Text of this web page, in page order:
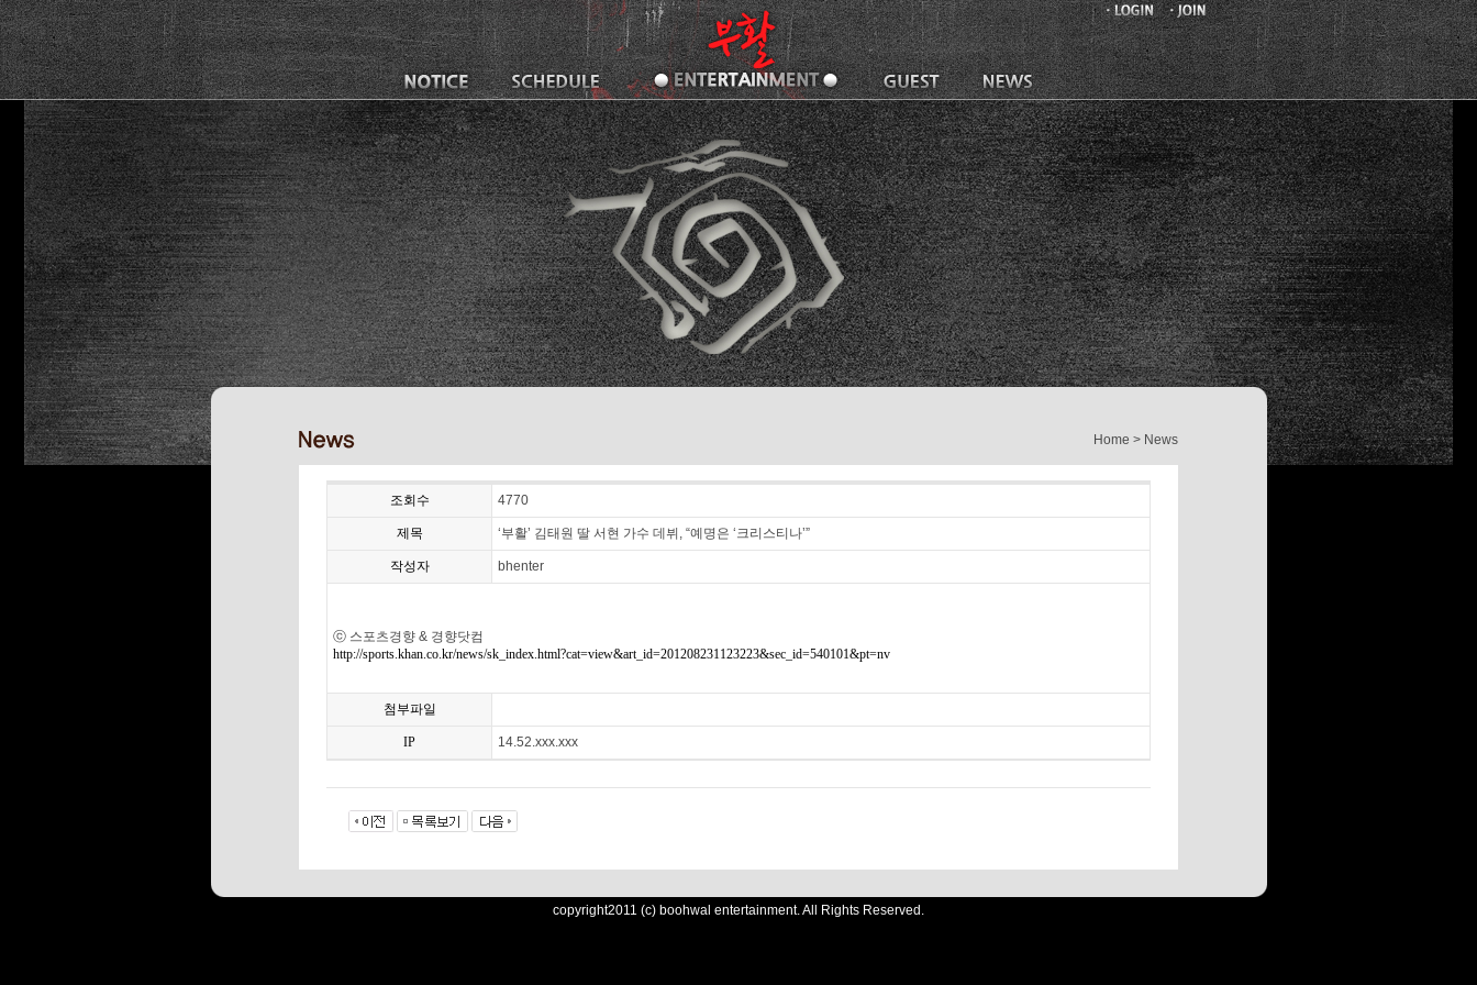
Home > News
조회수 4770
제목 ‘부활’ 김태원 딸 서현 가수 데뷔, “예명은 ‘크리스티나’”
작성자 bhenter
ⓒ 스포츠경향 & 경향닷컴
http://sports.khan.co.kr/news/sk_index.html?cat=view&art_id=201208231123223&sec_id=540101&pt=nv
첨부파일
IP 14.52.xxx.xxx
copyright2011 (c) boohwal entertainment. All Rights Reserved.